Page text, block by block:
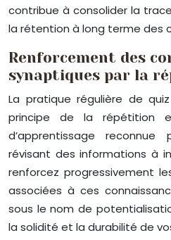
contribue à consolider la
la rétention à long terme des
Renforcement des
synaptiques par la
La pratique régulière de
principe de la répétition
d’apprentissage
révisant des informations à
renforcez progressivement
associées à ces
sous le nom de
la solidité et la durabilité de